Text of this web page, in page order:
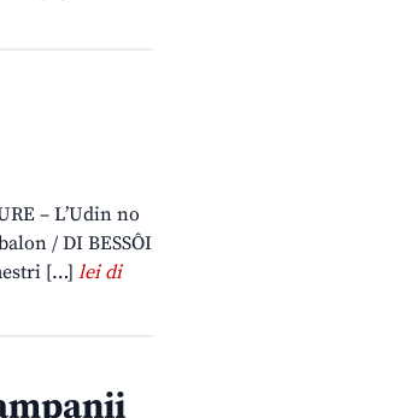
– L’Udin no
/ DI BESSÔI
[…] lei di